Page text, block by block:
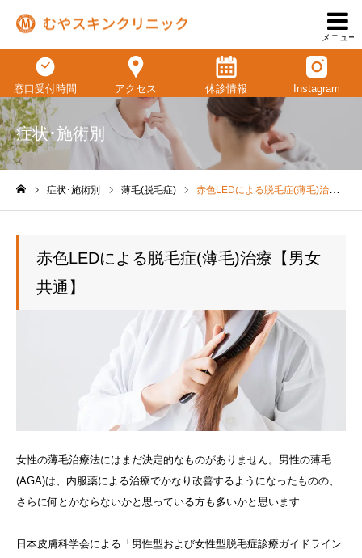
メニュー
窓口受付時間 アクセス 休診情報 Instagram
症状･施術別
症状･施術別 薄毛(脱毛症) 赤色LEDによる脱毛症(薄毛)治療【男女共通】
赤色LEDによる脱毛症(薄毛)治療【男女
共通】
女性の薄毛治療法にはまだ決定的なものがありません。男性の薄毛
(AGA)は、内服薬による治療でかなり改善するようになったものの、
さらに何とかならないかと思っている方も多いかと思います
日本皮膚科学会による「男性型および女性型脱毛症診療ガイドライン